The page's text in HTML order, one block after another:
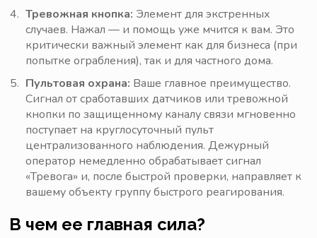
Тревожная кнопка: Элемент для экстренных
случаев. Нажал — и помощь уже мчится к вам. Это
критически важный элемент как для бизнеса (при
попытке ограбления), так и для частного дома.
Пультовая охрана: Ваше главное преимущество.
Сигнал от сработавших датчиков или тревожной
кнопки по защищенному каналу связи мгновенно
поступает на круглосуточный пульт
централизованного наблюдения. Дежурный
оператор немедленно обрабатывает сигнал
«Тревога» и, после быстрой проверки, направляет к
вашему объекту группу быстрого реагирования.
В чем ее главная сила?